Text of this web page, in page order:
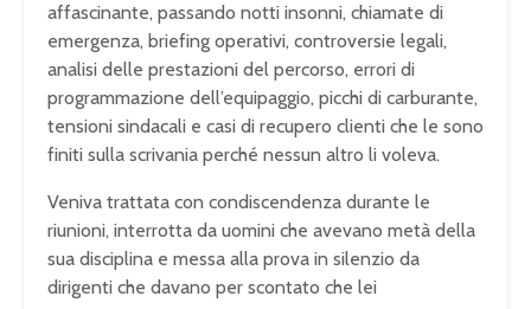
affascinante, passando notti insonni, chiamate di
emergenza, briefing operativi, controversie legali,
analisi delle prestazioni del percorso, errori di
programmazione dell’equipaggio, picchi di carburante,
tensioni sindacali e casi di recupero clienti che le sono
finiti sulla scrivania perché nessun altro li voleva.
Veniva trattata con condiscendenza durante le
riunioni, interrotta da uomini che avevano metà della
sua disciplina e messa alla prova in silenzio da
dirigenti che davano per scontato che lei